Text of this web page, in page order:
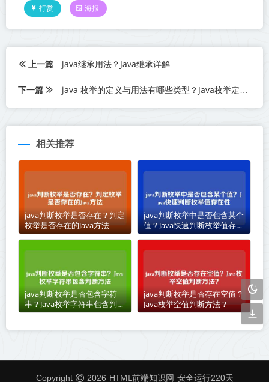
打赏 海报
上一篇 java继承用法？Java继承详解
下一篇 java 枚举的定义与用法有哪些类型？Java枚举定义与用法全解析
相关推荐
java判断枚举是否存在？判定
枚举是否存在的Java方法
java判断枚举中是否包含某个
值？Java快速判断枚举值存在
性
java判断枚举是否包含字符
串？Java枚举字符串包含判断
方法
java判断枚举是否存在空值？
Java枚举空值判断方法？
Copyright 2026 HTML前端知识网 安全运行220天